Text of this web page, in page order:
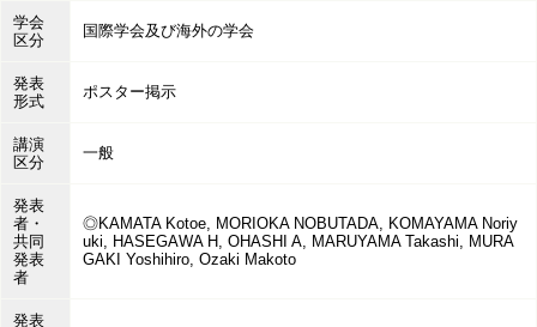
学会
区分
国際学会及び海外の学会
発表
形式
ポスター掲示
講演
区分
一般
発表
者・
共同
発表
者
◎KAMATA Kotoe, MORIOKA NOBUTADA, KOMAYAMA Noriy
uki, HASEGAWA H, OHASHI A, MARUYAMA Takashi, MURA
GAKI Yoshihiro, Ozaki Makoto
発表